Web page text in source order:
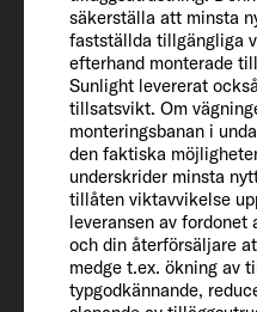
säkerställa att minsta
fastställda tillgängliga
efterhand monterade
Sunlight levererat
tillsatsvikt. Om
monteringsbanan i
den faktiska
underskrider minsta
tillåten viktavvikelse
leveransen av fordonet
och din återförsäljare
medge t.ex. ökning av
typgodkännande,
Fiat Ducato / 2.2 /
Vikt i körklart
2951 (2803 till
Tillverkarens
tilläggsutrustning*
211